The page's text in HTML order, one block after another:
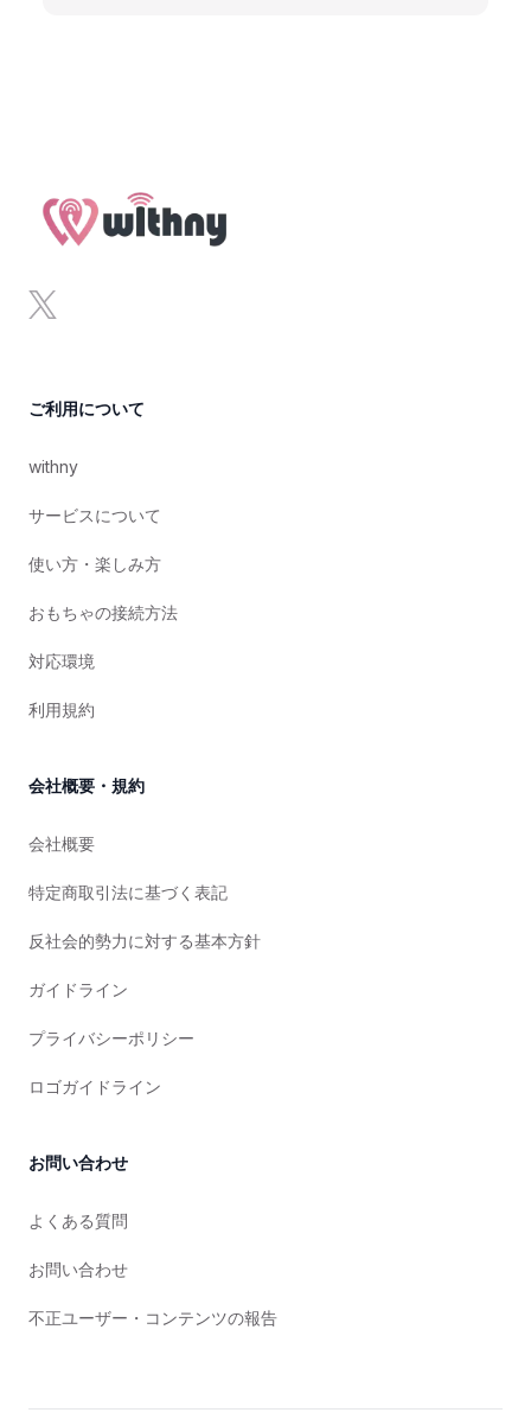
x
ご利用について
withny
サービスについて
使い方・楽しみ方
おもちゃの接続方法
対応環境
利用規約
会社概要・規約
会社概要
特定商取引法に基づく表記
反社会的勢力に対する基本方針
ガイドライン
プライバシーポリシー
ロゴガイドライン
お問い合わせ
よくある質問
お問い合わせ
不正ユーザー・コンテンツの報告